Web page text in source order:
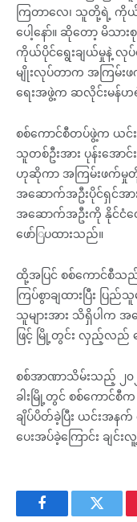
ကြတာလေ၊ သူတို့ရဲ့ ကိုယ်
ပေါ့နော်။ ဆိုတော့ မိသ
ကိုယ်ပိုင်‌ရွေးချယ်မှုနဲ့ လု
မျိုးလုပ်တာက အကြမ်း
ရေးအဖွဲ့က ဆလိုင်းမန်ဟ
စစ်ကောင်စီတပ်ဖွဲ့က ယင်
သူတစ်ဦးအား ပုန်းအော
ဟုဆိုကာ အကြမ်းဖက်မှုတို
အဆောက်အဦးပိုင်ရှင်အာ
အဆောက်အဦးကို နိုင်ငံ
ဖော်ြပထားသည်။
ထို့အပြင် စစ်ကောင်စီသည်
ကြပ်စွာချထားပြီး ပြ
သူများအား သိရှိပါက အ
ဖြင့် မြို့တွင်း လှည့်လ
စစ်အာဏာသိမ်းသည့် ၂၀၂
ခါးမြို့တွင် စစ်ကောင်
ချိပ်ပိတ်ခဲ့ပြီး ယင်းအ
ပေးအပ်ခဲ့ကြောင်း ချ
FacebookTwitter